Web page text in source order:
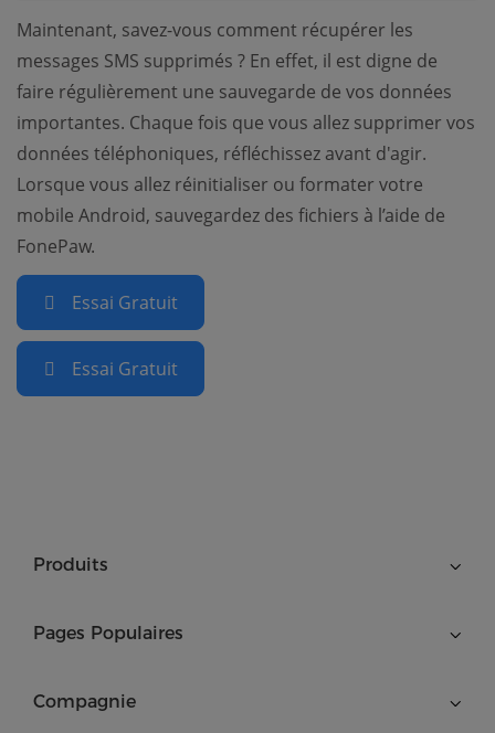
Maintenant, savez-vous comment récupérer les
messages SMS supprimés ? En effet, il est digne de
faire régulièrement une sauvegarde de vos données
importantes. Chaque fois que vous allez supprimer vos
données téléphoniques, réfléchissez avant d'agir.
Lorsque vous allez réinitialiser ou formater votre
mobile Android, sauvegardez des fichiers à l’aide de
FonePaw.
Essai Gratuit
Essai Gratuit
Produits
Pages Populaires
Compagnie